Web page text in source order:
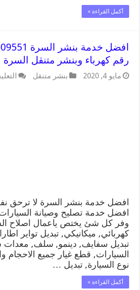
أكمل القراءة »
رقم كهرباء وبنشر متنقل السرة
مايو 4, 2020 بنشر متنقل
افضل خدمة بنشر السرة لا ترحق
افضل خدمة تصليح وصيانة
وفر كل شئ يختص ياعمال اصلاح
كهربائي, ميكانيكي, تبديل تواير
تبديل سفايف, دينمو, سلف, معدات
السيارات, قطع غيار جميع
نوع السيارة, تبديل …
أكمل القراءة »